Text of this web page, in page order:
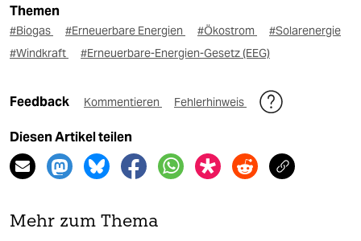
Themen
#Biogas #Erneuerbare Energien #Ökostrom
#Solarenergie
#Windkraft
#Erneuerbare-Energien-Gesetz (EEG)
Feedback Kommentieren Fehlerhinweis
Diesen Artikel teilen
Mehr zum Thema